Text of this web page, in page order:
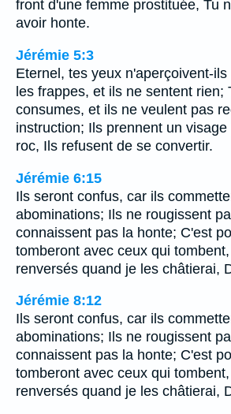
front d'une femme prostituée, Tu
avoir honte.
Jérémie 5:3
Eternel, tes yeux n'aperçoivent-
les frappes, et ils ne sentent rien;
consumes, et ils ne veulent pas
instruction; Ils prennent un
roc, Ils refusent de se convertir.
Jérémie 6:15
Ils seront confus, car ils
abominations; Ils ne rougissent
connaissent pas la honte; C'est
tomberont avec ceux qui
renversés quand je les châtierai,
Jérémie 8:12
Ils seront confus, car ils
abominations; Ils ne rougissent
connaissent pas la honte; C'est
tomberont avec ceux qui
renversés quand je les châtierai,